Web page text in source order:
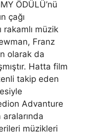
ÖDÜLÜ’nü
çağı
rakamlı müzik
Franz
olarak da
Hatta film
takip eden
Advanture
müzikleri